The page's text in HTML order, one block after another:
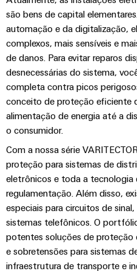
para
dispositivos
Fotovoltaico
Aproveitando
a
energia
solar
para
eficiência
de
recursos
Hidrogênio
O
hidrogênio
como
tecnologia
fundamental
para
a
transição
Segurança
industrial
Soluções
de
gerenciamento
de
energia
Plataforma
de
serviços
industriais
easyConnect
Controlador
de
centrais
eletrônica
Proteção
contra
descargas
atmosféricas
e
sobretensões
combiner
boxes
Distribuidores
Fieldbus
Automação
Interface
OCI
Interface
EDI
VISÃO
GERAL
globais
Experiência
digital
são bens de capital
automação e da digitalização,
complexos, mais sensíveis e
de danos. Para evitar reparos
desnecessárias do sistema,
completa contra picos
conceito de proteção eficiente
alimentação de energia até a
o consumidor.
Com a nossa série
proteção para sistemas de
eletrônicos e toda a tecnologia
regulamentação. Além disso,
especiais para circuitos de
sistemas telefônicos. O
potentes soluções de
e sobretensões para sistemas
infraestrutura de transporte e